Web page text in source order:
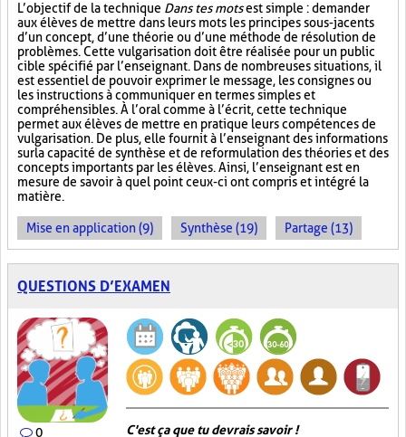
L’objectif de la technique Dans tes motsest simple : demander
aux élèves de mettre dans leurs mots les principes sous-jacents
d’un concept, d’une théorie ou d’une méthode de résolution de
problèmes. Cette vulgarisation doit être réalisée pour un public
cible spécifié par l’enseignant. Dans de nombreuses situations, il
est essentiel de pouvoir exprimer le message, les consignes ou
les instructions à communiquer en termes simples et
compréhensibles. À l’oral comme à l’écrit, cette technique
permet aux élèves de mettre en pratique leurs compétences de
vulgarisation. De plus, elle fournit à l’enseignant des informations
sur la capacité de synthèse et de reformulation des théories et des
concepts importants par les élèves. Ainsi, l’enseignant est en
mesure de savoir à quel point ceux-ci ont compris et intégré la
matière.
Mise en application (9) Synthèse (19) Partage (13)
QUESTIONS D’EXAMEN
0 C'est ça que tu devrais savoir !